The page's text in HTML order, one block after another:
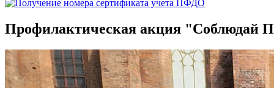
Профилактическая акция "Соблюдай